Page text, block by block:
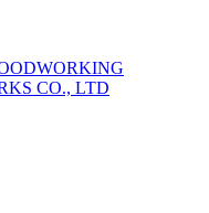
CO., LTD